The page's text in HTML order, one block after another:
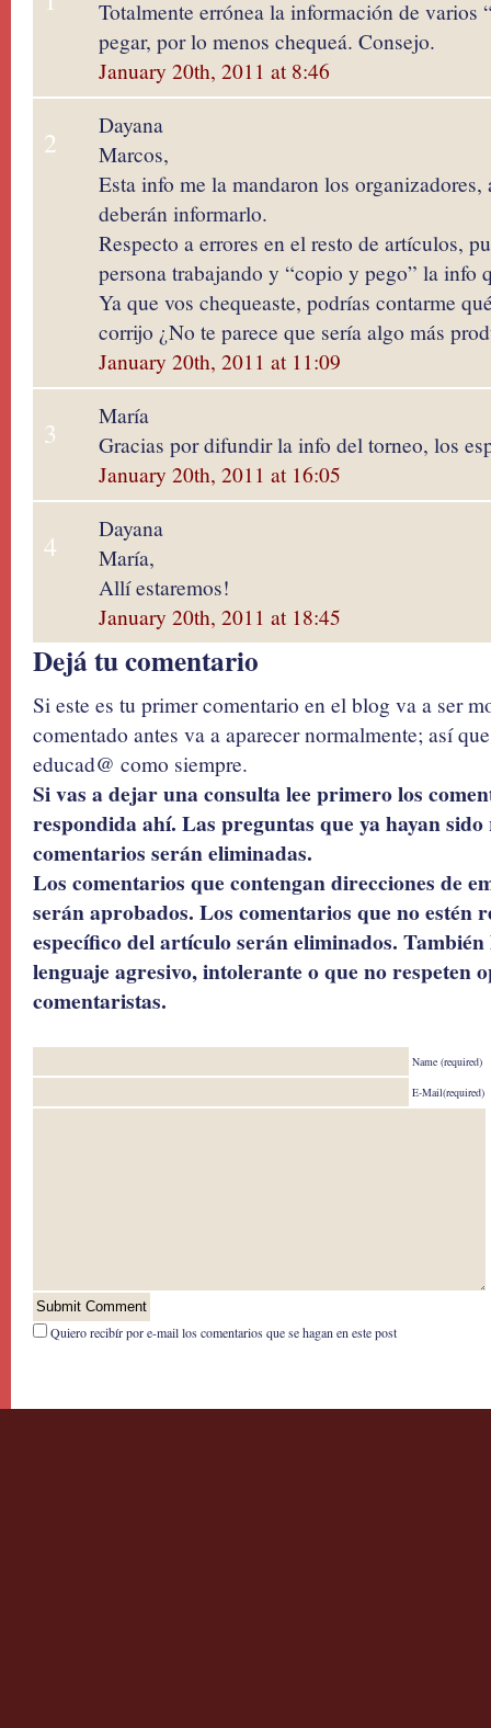
Totalmente errónea la información de varios
pegar, por lo menos chequeá. Consejo.
January 20th, 2011 at 8:46
2
Dayana
Marcos,
Esta info me la mandaron los
deberán informarlo.
Respecto a errores en el resto de artículos,
persona trabajando y “copio y pego” la info
Ya que vos chequeaste, podrías contarme
corrijo ¿No te parece que sería algo más
January 20th, 2011 at 11:09
3
María
Gracias por difundir la info del torneo, los
January 20th, 2011 at 16:05
4
Dayana
María,
Allí estaremos!
January 20th, 2011 at 18:45
Dejá tu comentario
Si este es tu primer comentario en el blog va a ser
comentado antes va a aparecer normalmente; así
educad@ como siempre.
Si vas a dejar una consulta lee primero los
respondida ahí. Las preguntas que ya hayan
comentarios serán eliminadas.
Los comentarios que contengan direcciones de
serán aprobados. Los comentarios que no estén
específico del artículo serán eliminados.
lenguaje agresivo, intolerante o que no respeten
comentaristas.
Name (required)
E-Mail(required)
Quiero recibír por e-mail los comentarios que se hagan en este post